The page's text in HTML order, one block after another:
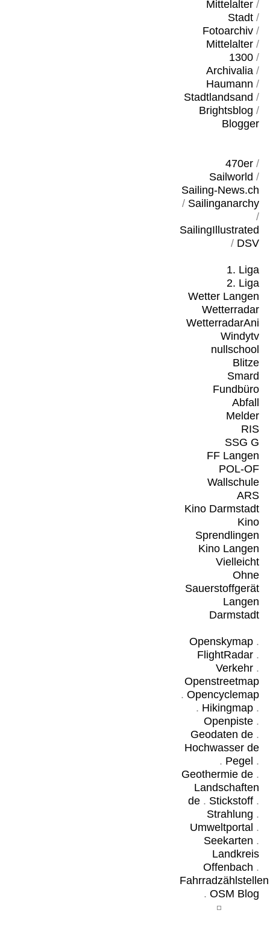
Mittelalter/
Stadt/
Fotoarchiv/
Mittelalter/
1300/
Archivalia/
Haumann /
Stadtlandsand /
Brightsblog /
Blogger
470er/
Sailworld /
Sailing-News.ch
/ Sailinganarchy
/
SailingIllustrated
/ DSV
1. Liga
2. Liga
Wetter Langen
Wetterradar
WetterradarAni
Windytv
nullschool
Blitze
Smard
Fundbüro
Abfall
Melder
RIS
SSG G
FF Langen
POL-OF
Wallschule
ARS
Kino Darmstadt
Kino
Sprendlingen
Kino Langen
Vielleicht
Ohne
Sauerstoffgerät
Langen
Darmstadt
Openskymap.
FlightRadar.
Verkehr.
Openstreetmap
. Opencyclemap
. Hikingmap.
Openpiste.
Geodaten de.
Hochwasser de
. Pegel .
Geothermie de.
Landschaften
de. Stickstoff.
Strahlung .
Umweltportal .
Seekarten .
Landkreis
Offenbach .
Fahrradzählstellen
. OSM Blog